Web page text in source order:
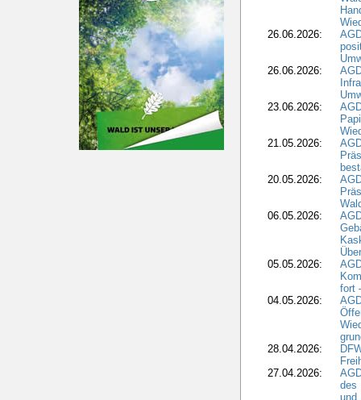
26.06.2026:
26.06.2026:
23.06.2026:
21.05.2026:
20.05.2026:
06.05.2026:
05.05.2026:
fort
04.05.2026:
28.04.2026:
27.04.2026:
des
und